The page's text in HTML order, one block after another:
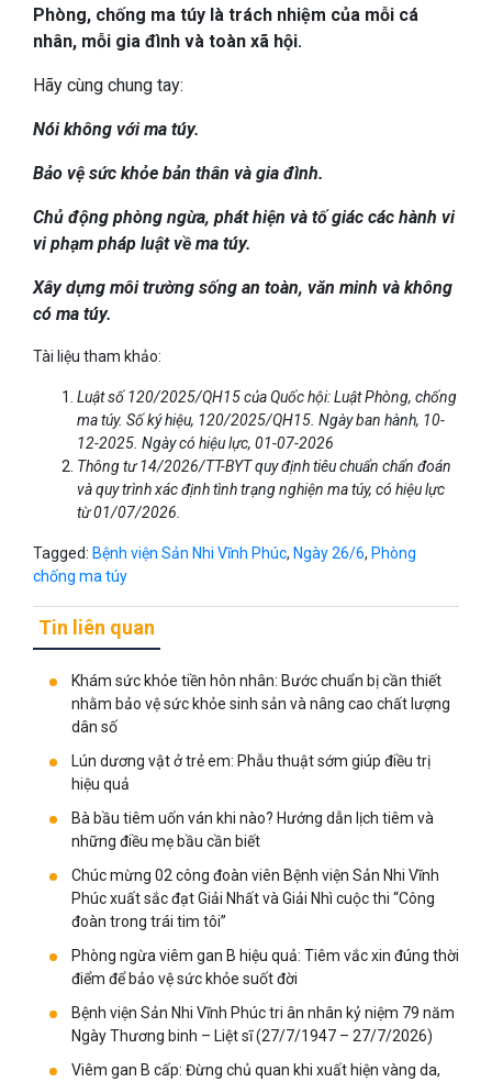
Phòng, chống ma túy là trách nhiệm của mỗi cá
nhân, mỗi gia đình và toàn xã hội.
Hãy cùng chung tay:
Nói không với ma túy.
Bảo vệ sức khỏe bản thân và gia đình.
Chủ động phòng ngừa, phát hiện và tố giác các hành vi
vi phạm pháp luật về ma túy.
Xây dựng môi trường sống an toàn, văn minh và không
có ma túy.
Tài liệu tham khảo:
Luật số 120/2025/QH15 của Quốc hội: Luật Phòng, chống
ma túy. Số ký hiệu, 120/2025/QH15. Ngày ban hành, 10-
12-2025. Ngày có hiệu lực, 01-07-2026
Thông tư 14/2026/TT-BYT quy định tiêu chuẩn chẩn đoán
và quy trình xác định tình trạng nghiện ma túy, có hiệu lực
từ 01/07/2026.
Tagged: Bệnh viện Sản Nhi Vĩnh Phúc, Ngày 26/6, Phòng
chống ma túy
Tin liên quan
Khám sức khỏe tiền hôn nhân: Bước chuẩn bị cần thiết
nhằm bảo vệ sức khỏe sinh sản và nâng cao chất lượng
dân số
Lún dương vật ở trẻ em: Phẫu thuật sớm giúp điều trị
hiệu quả
Bà bầu tiêm uốn ván khi nào? Hướng dẫn lịch tiêm và
những điều mẹ bầu cần biết
Chúc mừng 02 công đoàn viên Bệnh viện Sản Nhi Vĩnh
Phúc xuất sắc đạt Giải Nhất và Giải Nhì cuộc thi “Công
đoàn trong trái tim tôi”
Phòng ngừa viêm gan B hiệu quả: Tiêm vắc xin đúng thời
điểm để bảo vệ sức khỏe suốt đời
Bệnh viện Sản Nhi Vĩnh Phúc tri ân nhân kỷ niệm 79 năm
Ngày Thương binh – Liệt sĩ (27/7/1947 – 27/7/2026)
Viêm gan B cấp: Đừng chủ quan khi xuất hiện vàng da,